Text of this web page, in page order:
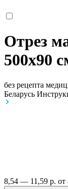
Отрез
500х90
без рецепта
Беларусь
8,54 — 11,59 р. от